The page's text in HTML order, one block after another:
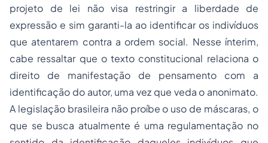
projeto de lei não visa restringir a liberdade de
expressão e sim garanti-la ao identificar os indivíduos
que atentarem contra a ordem social. Nesse ínterim,
cabe ressaltar que o texto constitucional relaciona o
direito de manifestação de pensamento com a
identificação do autor, uma vez que veda o anonimato.
A legislação brasileira não proíbe o uso de máscaras, o
que se busca atualmente é uma regulamentação no